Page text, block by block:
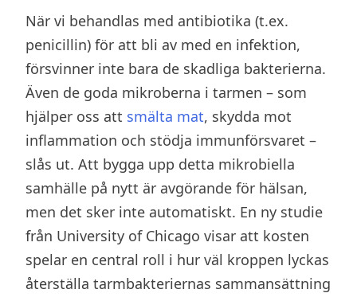
När vi behandlas med antibiotika (t.ex.
penicillin) för att bli av med en infektion,
försvinner inte bara de skadliga bakterierna.
Även de goda mikroberna i tarmen – som
hjälper oss att smälta mat, skydda mot
inflammation och stödja immunförsvaret –
slås ut. Att bygga upp detta mikrobiella
samhälle på nytt är avgörande för hälsan,
men det sker inte automatiskt. En ny studie
från University of Chicago visar att kosten
spelar en central roll i hur väl kroppen lyckas
återställa tarmbakteriernas sammansättning